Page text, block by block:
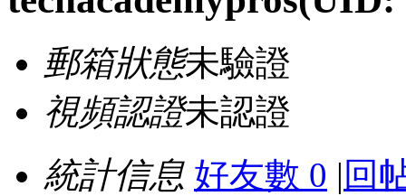
郵箱狀態未驗證
視頻認證未認證
統計信息 好友數 0 | 回